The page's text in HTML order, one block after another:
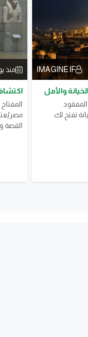
IMAGINE IF
والأمل
تفتح لك
منذ
القصة